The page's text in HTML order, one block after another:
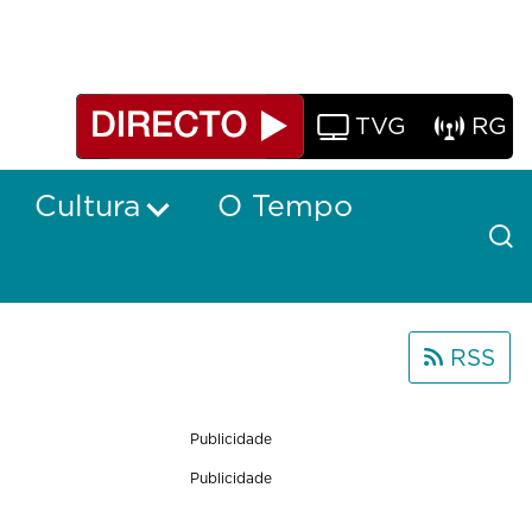
TVG RG
Cultura
O Tempo
RSS
Publicidade
Publicidade